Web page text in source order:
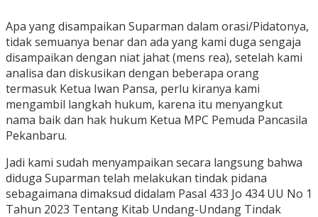
Apa yang disampaikan Suparman dalam orasi/Pidatonya,
tidak semuanya benar dan ada yang kami duga sengaja
disampaikan dengan niat jahat (mens rea), setelah kami
analisa dan diskusikan dengan beberapa orang
termasuk Ketua Iwan Pansa, perlu kiranya kami
mengambil langkah hukum, karena itu menyangkut
nama baik dan hak hukum Ketua MPC Pemuda Pancasila
Pekanbaru.
Jadi kami sudah menyampaikan secara langsung bahwa
diduga Suparman telah melakukan tindak pidana
sebagaimana dimaksud didalam Pasal 433 Jo 434 UU No 1
Tahun 2023 Tentang Kitab Undang-Undang Tindak